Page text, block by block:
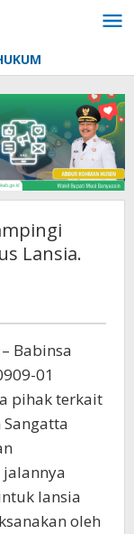
Lansia.
Babinsa
01
pihak terkait
lansia
oleh